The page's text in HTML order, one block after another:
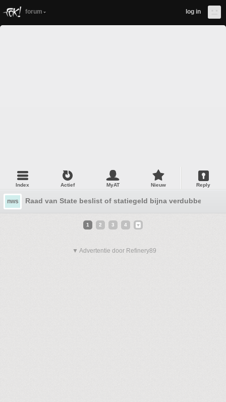
forum log in
Index Actief MyAT Nieuw Reply
nws Raad van State beslist of statiegeld bijna verdubbeld
1 2 3 4
▼ Advertentie door Refinery89